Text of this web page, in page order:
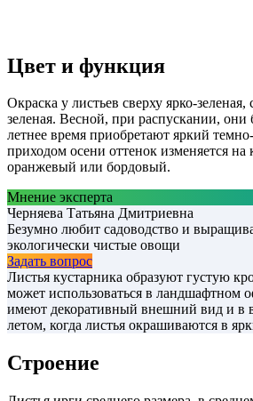
Цвет и функция
Окраска у листьев сверху ярко-зеленая,
зеленая. Весной, при распускании, они
летнее время приобретают яркий
приходом осени оттенок изменяется на
оранжевый или бордовый.
Мнение эксперта
Черняева Татьяна Дмитриевна
Безумно любит садоводство и
экологически чистые овощи
Задать вопрос
Листья кустарника образуют густую
может использоваться в ландшафтном
имеют декоративный внешний вид и в
летом, когда листья окрашиваются в
Строение